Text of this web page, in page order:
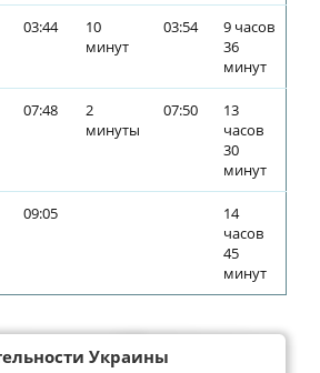
03:44
10
минут
03:54
9 часов
36
минут
07:48
2
минуты
07:50
13
часов
30
минут
09:05
14
часов
45
минут
Украины